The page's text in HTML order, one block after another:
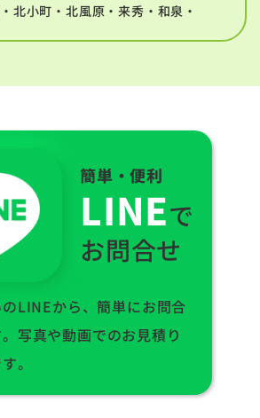
北小町・北風原・来秀・和泉・
簡単・便利
LINEで
お問合せ
LINEから、簡単にお問合
写真や動画でのお見積り
。